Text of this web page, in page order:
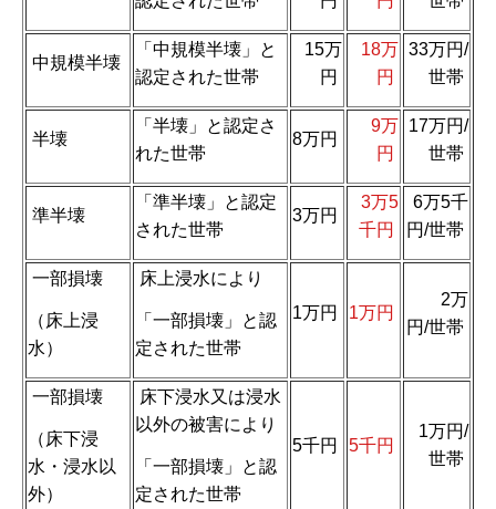
中規模半壊
「中規模半壊」と
認定された世帯
15万
円
18万
円
33万円/
世帯
半壊
「半壊」と認定さ
れた世帯
8万円
9万
円
17万円/
世帯
準半壊
「準半壊」と認定
された世帯
3万円
3万5
千円
6万5千
円/世帯
一部損壊
（床上浸
水）
床上浸水により
「一部損壊」と認
定された世帯
1万円 1万円
2万
円/世帯
一部損壊
（床下浸
水・浸水以
外）
床下浸水又は浸水
以外の被害により
「一部損壊」と認
定された世帯
5千円 5千円
1万円/
世帯